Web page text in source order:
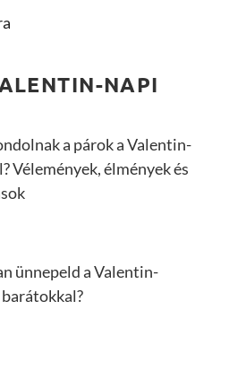
NAPI
a párok a Valentin-
Vélemények, élmények és
ünnepeld a Valentin-